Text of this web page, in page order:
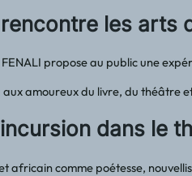
les arts
propose au public une
amoureux du livre, du théâtre
dans le
africain comme poétesse,